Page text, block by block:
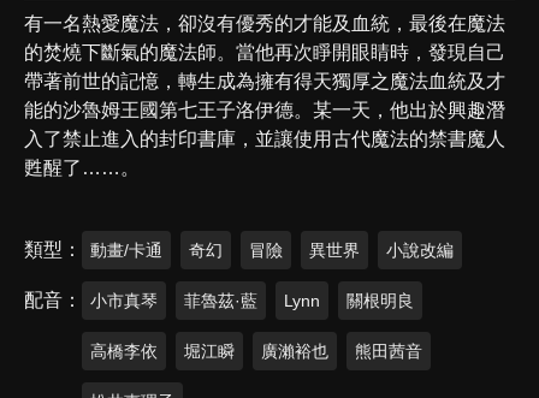
有一名熱愛魔法，卻沒有優秀的才能及血統，最後在魔法
的焚燒下斷氣的魔法師。當他再次睜開眼睛時，發現自己
帶著前世的記憶，轉生成為擁有得天獨厚之魔法血統及才
能的沙魯姆王國第七王子洛伊德。某一天，他出於興趣潛
入了禁止進入的封印書庫，並讓使用古代魔法的禁書魔人
甦醒了……。
類型 動畫/卡通 奇幻 冒險 異世界 小說改編
配音 小市真琴 菲魯茲·藍 Lynn 關根明良
高橋李依 堀江瞬 廣瀨裕也 熊田茜音